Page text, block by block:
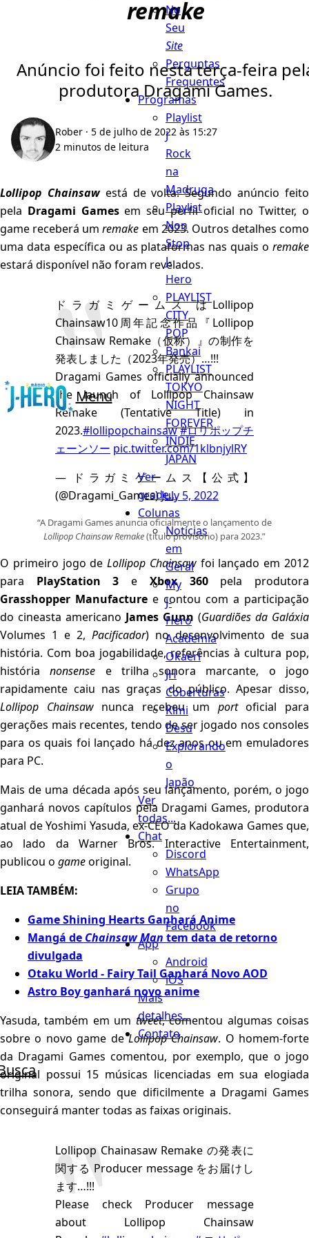
Menu
No
Seu
Site
Perguntas
Frequentes
Programas
Playlist
J
Rock
na
Madruga
Playlist
Non
Stop
J-
Hero
PLAYLIST
CITY
POP
Bankai
PLAYLIST
TOKYO
NIGHT
FOREVER
INDIE
JAPAN
Ver
grade...
Colunas
Notícias
em
Geral
My
J-
Hero
Academia
Okaeri
JH
Coberturas
Kimi
Desu
Explorando
o
Japão
Ver
todas...
Chat
Discord
WhatsApp
Grupo
no
Facebook
App
Android
iOS
Mais
detalhes...
Contato
remake
Anúncio foi feito nesta terça-feira
produtora Dragami Games.
Rober · 5 de julho de 2022 às 15:27
2 minutos de leitura
Lollipop Chainsawestá de volta. Segundo anúncio feito
pela Dragami Gamesem seu perfil oficial no Twitter, o
game receberá umremake em 2023. Outros detalhes como
uma data específica ou as plataformas nas quais o remake
estará disponível não foram revelados.
ドラガミゲームス はLollipop
Chainsaw10周年記念作品『Lollipop
Chainsaw Remake（仮称）』の制作を
発表しました（2023年発売）…!!!
Dragami Games officially announced
the launch of Lollipop Chainsaw
Remake (Tentative Title) in
2023.#lollipopchainsaw#ロリポップチ
ェーンソー pic.twitter.com/1klbnjylRY
— ドラガミゲームス【公式】
(@Dragami_Games)July 5, 2022
“A Dragami Games anuncia oficialmente o lançamento de
Lollipop Chainsaw Remake(título provisório) para 2023.”
O primeiro jogo deLollipop Chainsawfoi lançado em 2012
para PlayStation 3 e Xbox 360pela produtora
Grasshopper Manufacture e contou com a participação
do cineasta americano James Gunn (Guardiões da Galáxia
Volumes 1 e 2, Pacificador) no desenvolvimento de sua
história. Com boa jogabilidade, referências à cultura pop,
histórianonsense e trilha sonora marcante, o jogo
rapidamente caiu nas graças do público. Apesar disso,
Lollipop Chainsawnunca recebeu um portoficial para
gerações mais recentes, tendo de ser jogado nos consoles
para os quais foi lançado há dez anos ou em emuladores
para PC.
Mais de uma década após seu lançamento, porém, o jogo
ganhará novos capítulos pela Dragami Games, produtora
atual de Yoshimi Yasuda, ex-CEO da Kadokawa Games que,
ao lado da Warner Bros. Interactive Entertainment,
publicou o gameoriginal.
LEIA TAMBÉM:
Game Shining Hearts Ganhará Anime
Mangá de Chainsaw Man tem data de retorno
divulgada
Otaku World - Fairy Tail Ganhará Novo AOD
Astro Boy ganhará novo anime
Yasuda, também em um tweet, comentou algumas coisas
sobre o novo game deLollipop Chainsaw. O homem-forte
da Dragami Games comentou, por exemplo, que o jogo
original possui 15 músicas licenciadas em sua elogiada
trilha sonora, sendo que dificilmente a Dragami Games
conseguirá manter todas as faixas originais.
Lollipop Chainasaw Remake の発表に
関する Producer message をお届けし
ます…!!!
Please check Producer message
about Lollipop Chainsaw